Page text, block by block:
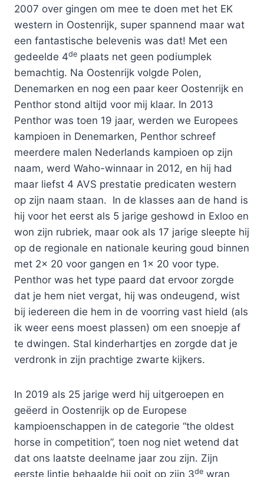
2007 over gingen om mee te doen met het EK
western in Oostenrijk, super spannend maar wat
een fantastische belevenis was dat! Met een
gedeelde 4deplaats net geen podiumplek
bemachtig. Na Oostenrijk volgde Polen,
Denemarken en nog een paar keer Oostenrijk en
Penthor stond altijd voor mij klaar. In 2013
Penthor was toen 19 jaar, werden we Europees
kampioen in Denemarken, Penthor schreef
meerdere malen Nederlands kampioen op zijn
naam, werd Waho-winnaar in 2012, en hij had
maar liefst 4 AVS prestatie predicaten western
op zijn naam staan. In de klasses aan de hand is
hij voor het eerst als 5 jarige geshowd in Exloo en
won zijn rubriek, maar ook als 17 jarige sleepte hij
op de regionale en nationale keuring goud binnen
met 2x 20 voor gangen en 1x 20 voor type.
Penthor was het type paard dat ervoor zorgde
dat je hem niet vergat, hij was ondeugend, wist
bij iedereen die hem in de voorring vast hield (als
ik weer eens moest plassen) om een snoepje af
te dwingen. Stal kinderhartjes en zorgde dat je
verdronk in zijn prachtige zwarte kijkers.
In 2019 als 25 jarige werd hij uitgeroepen en
geëerd in Oostenrijk op de Europese
kampioenschappen in de categorie “the oldest
horse in competition”, toen nog niet wetend dat
dat ons laatste deelname jaar zou zijn. Zijn
eerste lintje behaalde hij ooit op zijn 3dewran